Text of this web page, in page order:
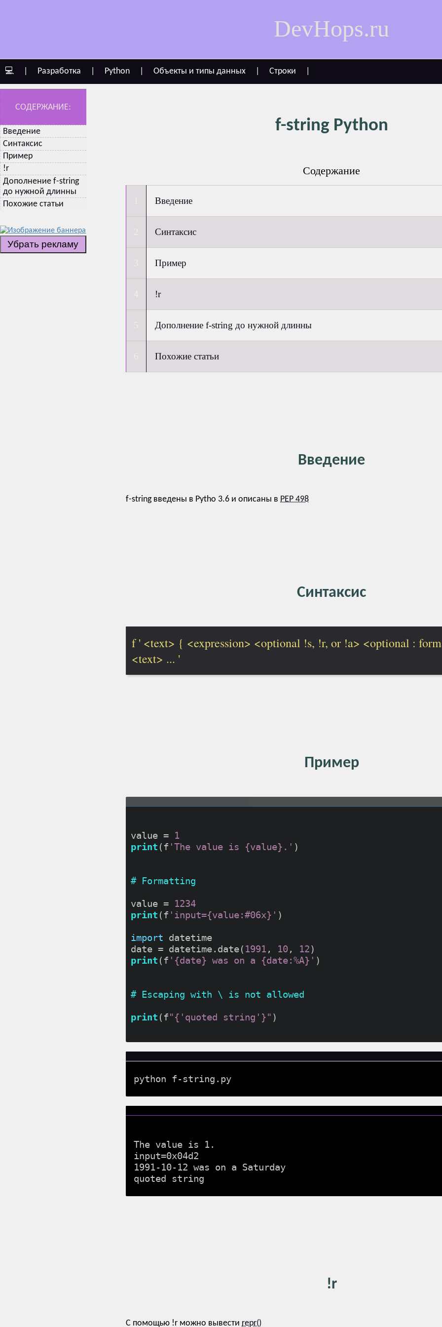
DevHops.ru
💻 Разработка Python Объекты и типы данных Строки
СОДЕРЖАНИЕ:
Введение
Синтаксис
Пример
!r
Дополнение f-string
до нужной длинны
Похожие статьи
Убрать рекламу
f-string Python
Содержание
Введение
Синтаксис
Пример
!r
Дополнение f-string до нужной длинны
Похожие статьи
Введение
f-string введены в Pytho 3.6 и описаны в PEP 498
Синтаксис
f ' <text> { <expression> <optional !s, !r, or !a> <optional :
<text> ... '
Пример
value = 1
print (f 'The value is {value}.' )
# Formatting
value = 1234
print (f 'input={value:#06x}' )
import datetime
date = datetime.date( 1991 , 10, 12
print (f '{date} was on a {date:%A}' )
# Escaping with \ is not allowed
print (f"{'quoted string'}" )
python f-string.py
The value is 1.
input=0x04d2
1991-10-12 was on a Saturday
!r
С помощью !r можно вывести repr()